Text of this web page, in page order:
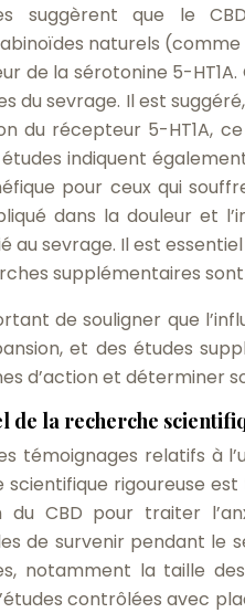
suggèrent que le
naturels
de la sérotonine 5-
du sevrage. Il est
du récepteur 5-HT1A,
indiquent
pour ceux qui
dans la douleur et
au sevrage. Il est
supplémentaires
de souligner que
et des études
d’action et déterminer
de la recherche
témoignages relatifs à
rigoureuse
du CBD pour traiter
de survenir pendant le
notamment la taille
contrôlées avec